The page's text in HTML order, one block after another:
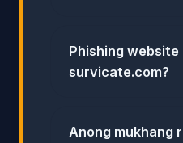
Phishing website
survicate.com?
Anong mukhang